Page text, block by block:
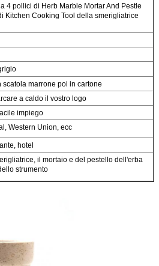
4 pollici di Herb Marble Mortar And Pestle
Kitchen Cooking Tool della smerigliatrice
scatola marrone poi in cartone
a caldo il vostro logo
impiego
Western Union, ecc
hotel
il mortaio e del pestello dell'erba
strumento